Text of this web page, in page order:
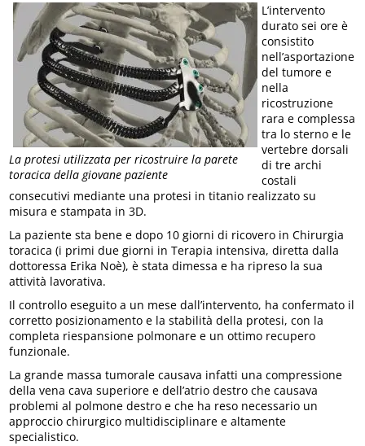
La protesi utilizzata per ricostruire la parete
toracica della giovane paziente
L’intervento
durato sei ore è
consistito
nell’asportazione
del tumore e
nella
ricostruzione
rara e complessa
tra lo sterno e le
vertebre dorsali
di tre archi
costali
consecutivi mediante una protesi in titanio realizzato su
misura e stampata in 3D.
La paziente sta bene e dopo 10 giorni di ricovero in Chirurgia
toracica (i primi due giorni in Terapia intensiva, diretta dalla
dottoressa Erika Noè), è stata dimessa e ha ripreso la sua
attività lavorativa.
Il controllo eseguito a un mese dall’intervento, ha confermato il
corretto posizionamento e la stabilità della protesi, con la
completa riespansione polmonare e un ottimo recupero
funzionale.
La grande massa tumorale causava infatti una compressione
della vena cava superiore e dell’atrio destro che causava
problemi al polmone destro e che ha reso necessario un
approccio chirurgico multidisciplinare e altamente
specialistico.